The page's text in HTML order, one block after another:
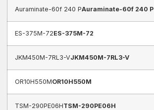
Auraminate-60f 240 PAuraminate-60f 240 P
ES-375M-72ES-375M-72
JKM450M-7RL3-VJKM450M-7RL3-V
OR10H550MOR10H550M
TSM-290PE06HTSM-290PE06H